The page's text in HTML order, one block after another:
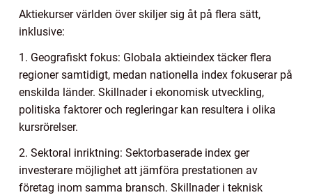
Aktiekurser världen över skiljer sig åt på flera sätt,
inklusive:
1. Geografiskt fokus: Globala aktieindex täcker flera
regioner samtidigt, medan nationella index fokuserar på
enskilda länder. Skillnader i ekonomisk utveckling,
politiska faktorer och regleringar kan resultera i olika
kursrörelser.
2. Sektoral inriktning: Sektorbaserade index ger
investerare möjlighet att jämföra prestationen av
företag inom samma bransch. Skillnader i teknisk